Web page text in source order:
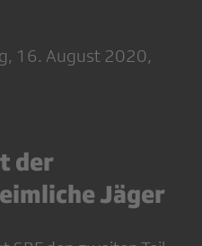
16. August 2020,
der
Jäger